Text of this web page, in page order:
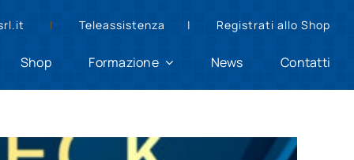
|Teleassistenza | Registrati allo Shop
Shop Formazione News Contatti